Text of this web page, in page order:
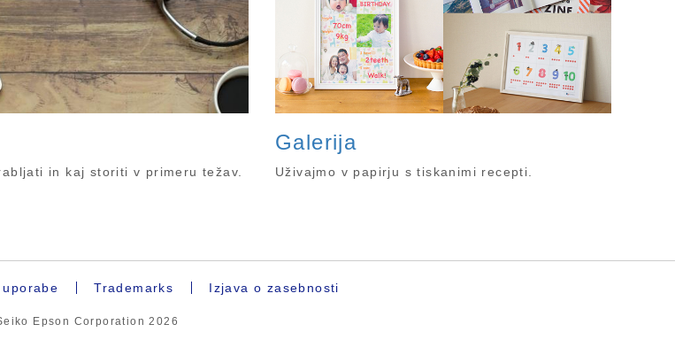
in kaj storiti v primeru težav.
Galerija
Uživajmo v papirju s tiskanimi recepti.
Trademarks Izjava o zasebnosti
Epson Corporation2026